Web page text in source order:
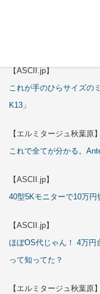
【ASCII.jp】
これが手のひらサイズの
K13」
【エルミタージュ秋葉原】
これで全てが分かる。
【ASCII.jp】
40型5Kモニターで10万
【ASCII.jp】
ほぼOS代じゃん！ 4万円
って知ってた？
【エルミタージュ秋葉原】